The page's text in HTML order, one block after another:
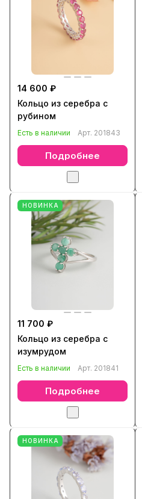
14 600 ₽
Кольцо из серебра с
рубином
Есть в наличии Арт. 201843
Подробнее
НОВИНКА
11 700 ₽
Кольцо из серебра с
изумрудом
Есть в наличии Арт. 201841
Подробнее
НОВИНКА